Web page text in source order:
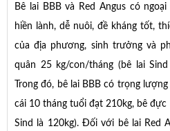
Bê lai BBB và Red Angus có
hiền lành, dễ nuôi, đề kháng tốt,
của địa phương, sinh trưởng và
quân 25 kg/con/tháng (bê lai
Trong đó, bê lai BBB có trọng
cái 10 tháng tuổi đạt 210kg, bê
Sind là 120kg). Đối với bê lai Red